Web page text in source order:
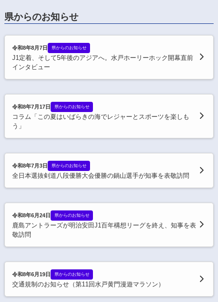
県からのお知らせ
令和8年8月7日 県からのお知らせ
J1定着、そして5年後のアジアへ。水戸ホーリーホック開幕直前
インタビュー
令和8年7月17日 県からのお知らせ
コラム「この夏はいばらきの海でレジャーとスポーツを楽しも
う」
令和8年7月3日 県からのお知らせ
全日本選抜剣道八段優勝大会優勝の鍋山選手が知事を表敬訪問
令和8年6月24日 県からのお知らせ
鹿島アントラーズが明治安田J1百年構想リーグを終え、知事を表
敬訪問
令和8年6月19日 県からのお知らせ
交通規制のお知らせ（第11回水戸黄門漫遊マラソン）